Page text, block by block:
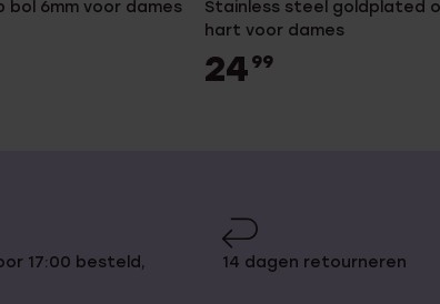
6mm voor dames
Stainless steel goldplated
hart voor dames
24 99
17:00 besteld,
14 dagen retourneren